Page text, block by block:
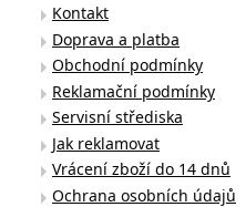
Kontakt
Doprava a platba
Obchodní podmínky
Reklamační podmínky
Servisní střediska
Jak reklamovat
Vrácení zboží do 14 dnů
Ochrana osobních údajů